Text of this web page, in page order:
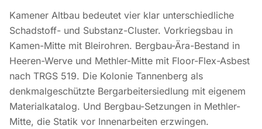
Kamener Altbau bedeutet vier klar unterschiedliche
Schadstoff- und Substanz-Cluster. Vorkriegsbau in
Kamen-Mitte mit Bleirohren. Bergbau-Ära-Bestand in
Heeren-Werve und Methler-Mitte mit Floor-Flex-Asbest
nach TRGS 519. Die Kolonie Tannenberg als
denkmalgeschützte Bergarbeitersiedlung mit eigenem
Materialkatalog. Und Bergbau-Setzungen in Methler-
Mitte, die Statik vor Innenarbeiten erzwingen.